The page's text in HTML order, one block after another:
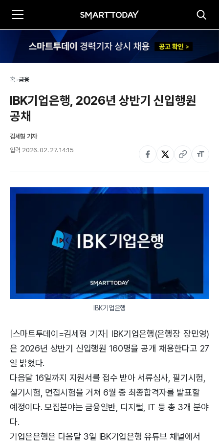
홈>금융
IBK기업은행, 2026년 상반기 신입행원
공채
김세형 기자
입력 2026. 02. 27. 14:15
IBK기업은행
|스마트투데이=김세형 기자| IBK기업은행(은행장 장민영)
은 2026년 상반기 신입행원 160명을 공개 채용한다고 27
일 밝혔다.
다음달 16일까지 지원서를 접수 받아 서류심사, 필기시험,
실기시험, 면접시험을 거쳐 6월 중 최종합격자를 발표할
예정이다. 모집분야는 금융일반, 디지털, IT 등 총 3개 분야
다.
기업은은행은 다음달 3일 IBK기업은행 유튜브 채널에서